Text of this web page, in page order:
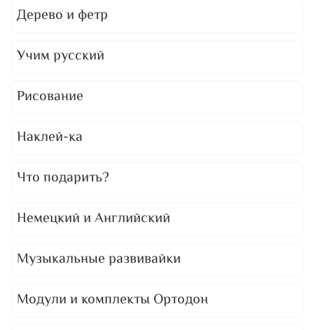
Дерево и фетр
Учим русский
Рисование
Наклей-ка
Что подарить?
Немецкий и Английский
Музыкальные развивайки
Модули и комплекты Ортодон